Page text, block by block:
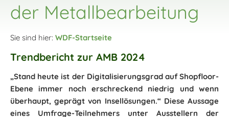
der Metallbearbeitung
Sie sind hier: WDF-Startseite
Trendbericht zur AMB 2024
„Stand heute ist der Digitalisierungsgrad auf Shopfloor-
Ebene immer noch erschreckend niedrig und wenn
überhaupt, geprägt von Insellösungen.“ Diese Aussage
eines Umfrage-Teilnehmers unter Ausstellern der